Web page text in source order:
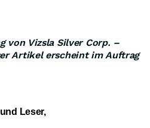
von Vizsla Silver Corp. –
Artikel erscheint im Auftrag
Leser,